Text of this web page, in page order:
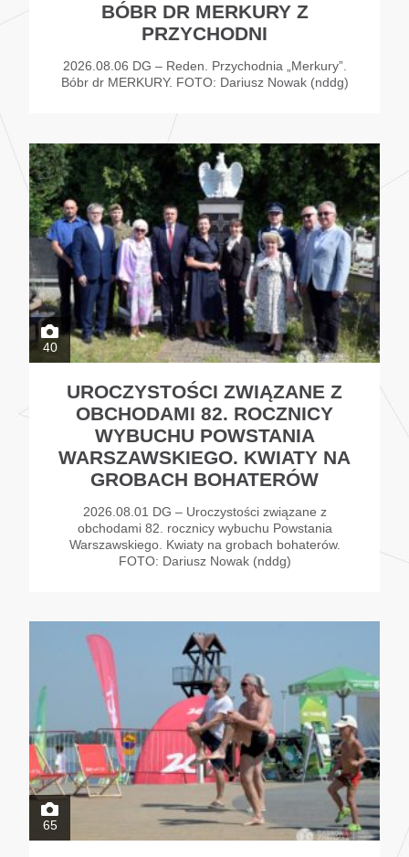
BÓBR DR MERKURY Z
PRZYCHODNI
2026.08.06 DG – Reden. Przychodnia „Merkury”.
Bóbr dr MERKURY. FOTO: Dariusz Nowak (nddg)
40
UROCZYSTOŚCI ZWIĄZANE Z
OBCHODAMI 82. ROCZNICY
WYBUCHU POWSTANIA
WARSZAWSKIEGO. KWIATY NA
GROBACH BOHATERÓW
2026.08.01 DG – Uroczystości związane z
obchodami 82. rocznicy wybuchu Powstania
Warszawskiego. Kwiaty na grobach bohaterów.
FOTO: Dariusz Nowak (nddg)
65